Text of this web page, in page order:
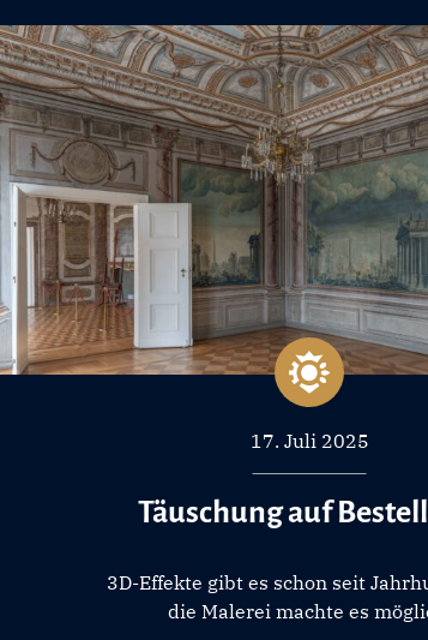
17. Juli 2025
Täuschung auf
3D-Effekte gibt es schon seit
die Malerei machte es